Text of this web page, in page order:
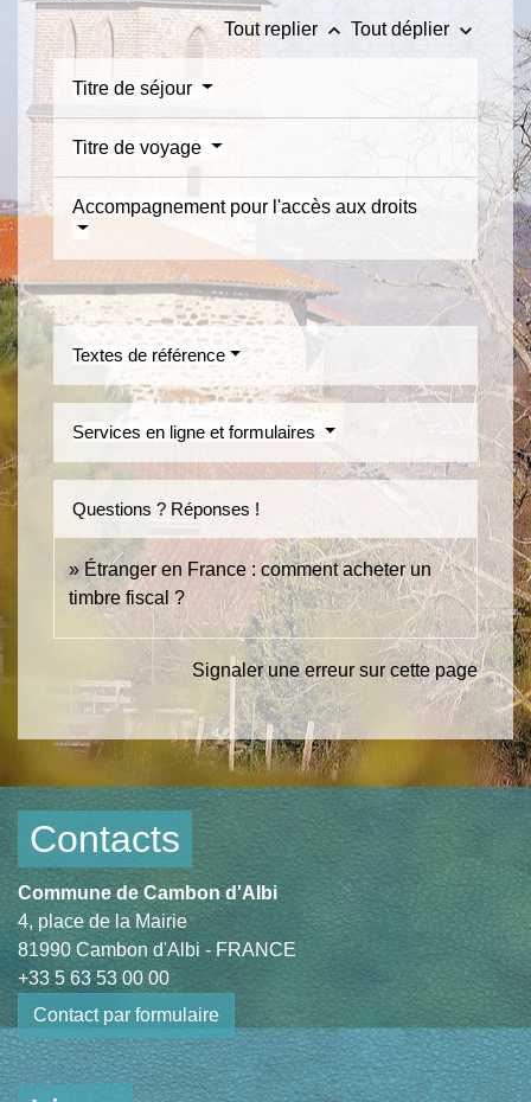
Tout replier keyboard_arrow_up Tout déplier keyboard_arrow_down
Titre de séjour
Titre de voyage
Accompagnement pour l'accès aux droits
Textes de référence
Services en ligne et formulaires
Questions ? Réponses !
Étranger en France : comment acheter un
timbre fiscal ?
Signaler une erreur sur cette page
Contacts
Commune de Cambon d'Albi
4, place de la Mairie
81990 Cambon d'Albi - FRANCE
+33 5 63 53 00 00
Contact par formulaire